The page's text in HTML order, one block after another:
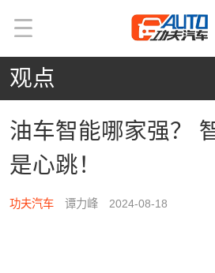
观点
油车智能哪家强？
是心跳！
功夫汽车谭力峰 2024-08-18